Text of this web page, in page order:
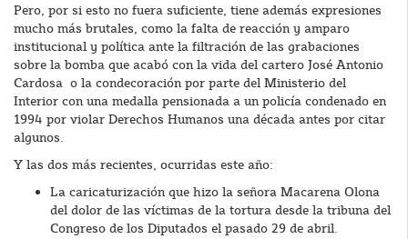
Pero, por si esto no fuera suficiente, tiene además expresiones
mucho más brutales, como la falta de reacción y amparo
institucional y política ante la filtración de las grabaciones
sobre la bomba que acabó con la vida del cartero José Antonio
Cardosa o la condecoración por parte del Ministerio del
Interior con una medalla pensionada a un policía condenado en
1994 por violar Derechos Humanos una década antes por citar
algunos.
Y las dos más recientes, ocurridas este año:
La caricaturización que hizo la señora Macarena Olona
del dolor de las víctimas de la tortura desde la tribuna del
Congreso de los Diputados el pasado 29 de abril.